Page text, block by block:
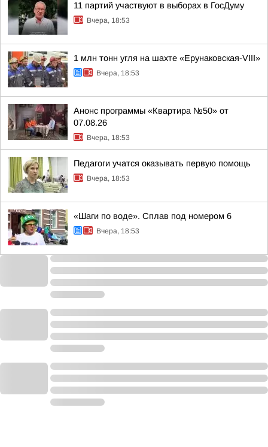
11 партий участвуют в выборах в ГосДуму
Вчера, 18:53
1 млн тонн угля на шахте «Ерунаковская-VIII»
Вчера, 18:53
Анонс программы «Квартира №50» от
07.08.26
Вчера, 18:53
Педагоги учатся оказывать первую помощь
Вчера, 18:53
«Шаги по воде». Сплав под номером 6
Вчера, 18:53